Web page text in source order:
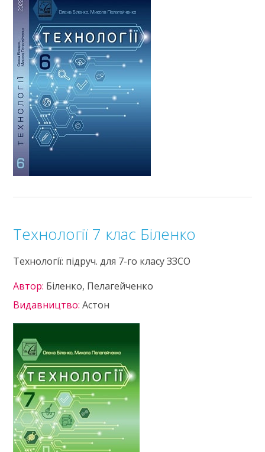
Технології 7 клас Біленко
Технології: підруч. для 7-го класу ЗЗСО
Автор: Біленко, Пелагейченко
Видавництво:Астон